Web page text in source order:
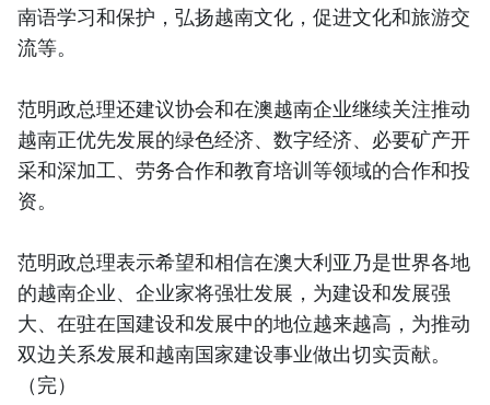
南语学习和保护，弘扬越南文化，促进文化和旅游交
流等。
范明政总理还建议协会和在澳越南企业继续关注推动
越南正优先发展的绿色经济、数字经济、必要矿产开
采和深加工、劳务合作和教育培训等领域的合作和投
资。
范明政总理表示希望和相信在澳大利亚乃是世界各地
的越南企业、企业家将强壮发展，为建设和发展强
大、在驻在国建设和发展中的地位越来越高，为推动
双边关系发展和越南国家建设事业做出切实贡献。
（完）